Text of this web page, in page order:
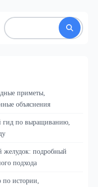
приметы,
объяснения
гид по выращиванию,
желудок: подробный
подхода
истории,